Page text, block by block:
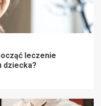
leczenie
dziecka?